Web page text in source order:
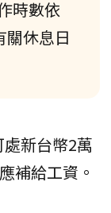
時數依
關休息日
新台幣2萬
補給工資。